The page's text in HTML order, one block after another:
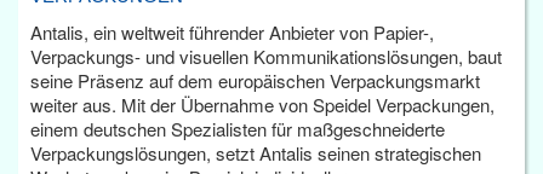
Antalis, ein weltweit führender Anbieter von Papier-,
Verpackungs- und visuellen Kommunikationslösungen, baut
seine Präsenz auf dem europäischen Verpackungsmarkt
weiter aus. Mit der Übernahme von Speidel Verpackungen,
einem deutschen Spezialisten für maßgeschneiderte
Verpackungslösungen, setzt Antalis seinen strategischen